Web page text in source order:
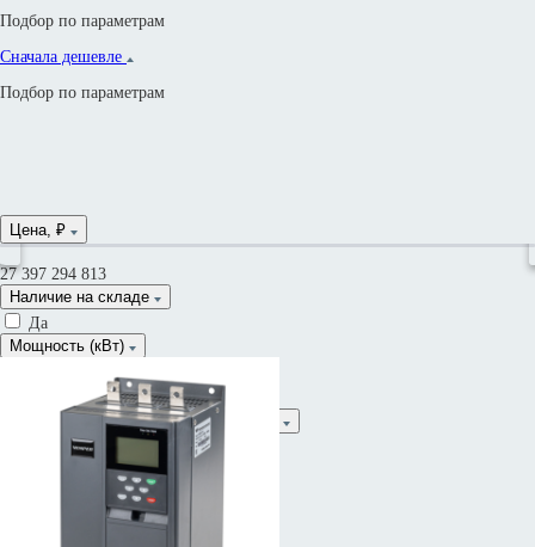
Подбор по параметрам
Сначала дешевле
Подбор по параметрам
Цена, ₽
27 397 294 813
Наличие на складе
Да
Мощность (кВт)
Встроенный контактор ByPass
Встроенный источник питания 5В DC
Сначала дороже